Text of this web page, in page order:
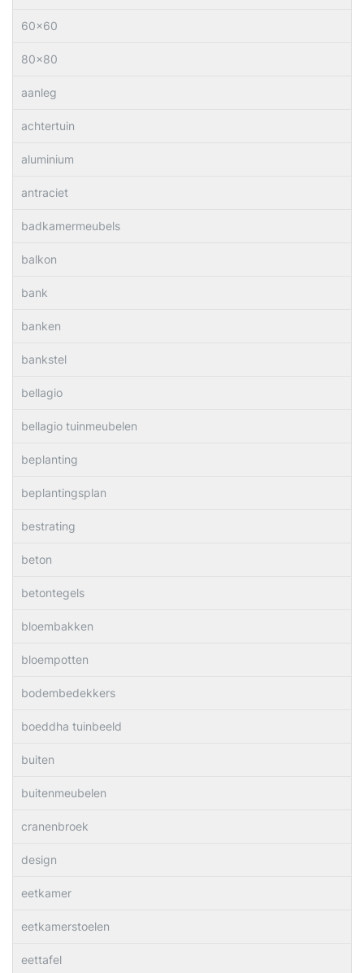
60×60
80×80
aanleg
achtertuin
aluminium
antraciet
badkamermeubels
balkon
bank
banken
bankstel
bellagio
bellagio tuinmeubelen
beplanting
beplantingsplan
bestrating
beton
betontegels
bloembakken
bloempotten
bodembedekkers
boeddha tuinbeeld
buiten
buitenmeubelen
cranenbroek
design
eetkamer
eetkamerstoelen
eettafel